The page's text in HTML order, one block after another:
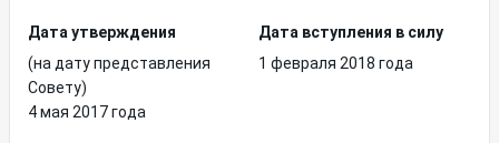
Дата утверждения
(на дату представления
Совету)
4 мая 2017 года
Дата вступления в силу
1 февраля 2018 года